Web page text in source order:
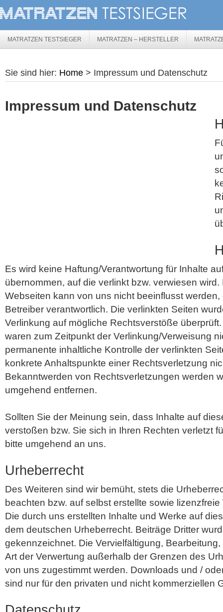
MATRATZEN TESTSIEGER MATRATZEN – HERSTELLER
Sie sind hier: Home > Impressum und Datenschutz
Impressum und Datenschutz
Es wird keine Haftung/Verantwortung für Inhalte
übernommen, auf die verlinkt bzw. verwiesen
Webseiten kann von uns nicht beeinflusst
Betreiber verantwortlich. Die verlinkten Seiten
Verlinkung auf mögliche Rechtsverstöße
waren zum Zeitpunkt der Verlinkung/Verweisung
permanente inhaltliche Kontrolle der verlinkten
konkrete Anhaltspunkte einer Rechtsverletzung
Bekanntwerden von Rechtsverletzungen werden
umgehend entfernen.
Sollten Sie der Meinung sein, dass Inhalte auf
verstoßen bzw. Sie sich in Ihren Rechten verletzt
bitte umgehend an uns.
Urheberrecht
Des Weiteren sind wir bemüht, stets die
beachten bzw. auf selbst erstellte sowie
Die durch uns erstellten Inhalte und Werke auf
dem deutschen Urheberrecht. Beiträge Dritter
gekennzeichnet. Die Vervielfältigung,
Art der Verwertung außerhalb der Grenzen des
von uns zugestimmt werden. Downloads und /
sind nur für den privaten und nicht kommerziellen